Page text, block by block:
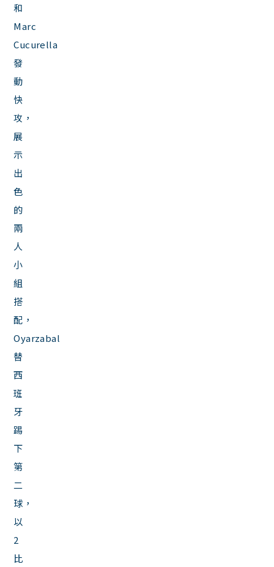
和
Marc
Cucurella
發
動
快
攻，
展
示
出
色
的
兩
人
小
組
搭
配，
Oyarzabal
替
西
班
牙
踢
下
第
二
球，
以
2
比